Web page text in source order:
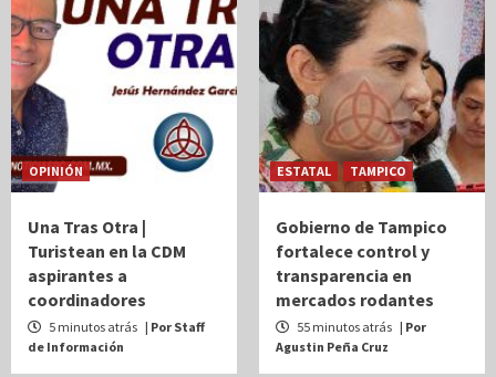
OPINIÓN
Una Tras Otra |
Turistean en la CDM
aspirantes a
coordinadores
5 minutos atrás | Por Staff
de Información
ESTATAL TAMPICO
Gobierno de Tampico
fortalece control y
transparencia en
mercados rodantes
55 minutos atrás | Por
Agustin Peña Cruz